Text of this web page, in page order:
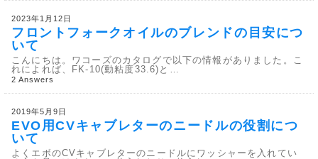
2023年1月12日
フロントフォークオイルのブレンドの目安につ
いて
こんにちは。ワコーズのカタログで以下の情報がありました。こ
れによれば、FK-10(動粘度33.6)と…
2 Answers
2019年5月9日
EVO用CVキャブレターのニードルの役割につ
いて
よくエボのCVキャブレターのニードルにワッシャーを入れてい